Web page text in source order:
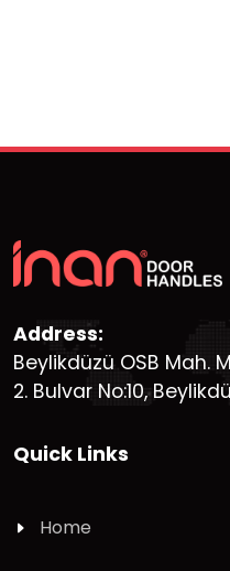
Address:
Beylikdüzü OSB Mah.
2. Bulvar No:10,
Quick Links
Home